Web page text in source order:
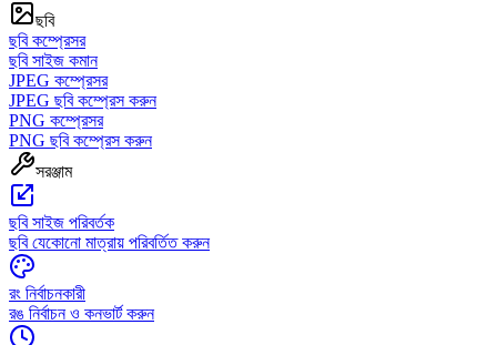
ছবি
ছবি কম্প্রেসর
ছবি সাইজ কমান
JPEG কম্প্রেসর
JPEG ছবি কম্প্রেস করুন
PNG কম্প্রেসর
PNG ছবি কম্প্রেস করুন
সরঞ্জাম
ছবি সাইজ পরিবর্তক
ছবি যেকোনো মাত্রায় পরিবর্তিত করুন
রং নির্বাচনকারী
রঙ নির্বাচন ও কনভার্ট করুন